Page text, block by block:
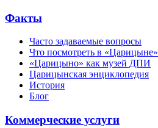
Факты
Часто задаваемые вопросы
Что посмотреть в «Царицыне»
«Царицыно» как музей ДПИ
Царицынская энциклопедия
История
Блог
Коммерческие услуги